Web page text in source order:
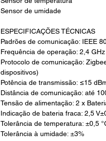
Sensor de umidade
ESPECIFICAÇÕES TÉCNICAS
Padrões de comunicação: IEEE
Frequência de operação: 2,4
Protocolo de comunicação:
dispositivos)
Potência de transmissão: ≤15
Distância de comunicação: até
Tensão de alimentação: 2 x
Indicação de bateria fraca: 2,5
Tolerância de temperatura: ±0,5
Tolerância à umidade: ±3%